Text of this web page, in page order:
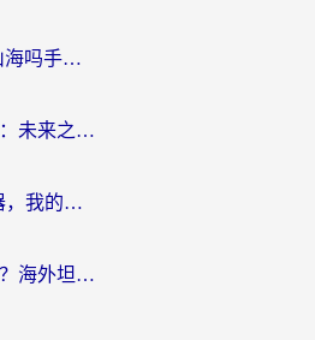
在欧洲能玩天下-异兽山海吗手游？海外玩家的加速器生存指南
在欧洲怎么打绝地求生：未来之役不卡？留学生亲测的加速器避坑指南
人在美国玩BanG加速器，我的延迟终于绿了
海外玩坦克世界总卡顿？海外坦克世界加速器有哪些？实测好用的选择在这里